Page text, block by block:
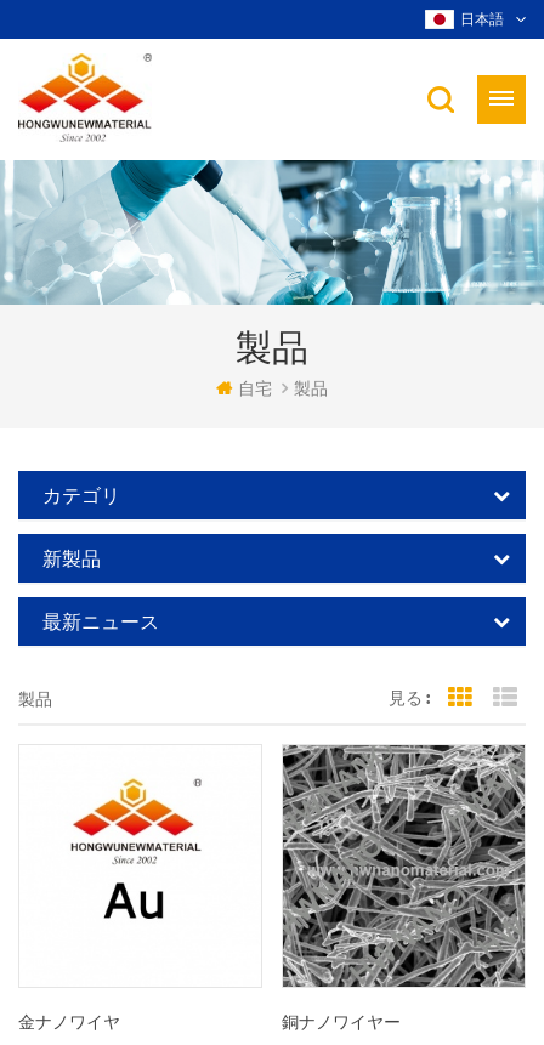
日本語
製品
自宅 製品
カテゴリ
新製品
最新ニュース
製品 見る : Grid
金ナノワイヤ 銅ナノワイヤー